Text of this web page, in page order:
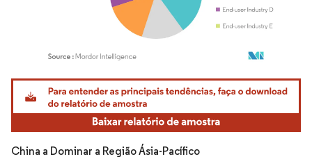
Imagem © Mordor Intelligence. O reuso requer atribuição conforme CC BY 4.0.
China a Dominar a Região Ásia-Pacífico